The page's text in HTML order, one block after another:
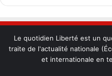
Le quotidien Liberté est un
traite de l'actualité nationale
et internationale en